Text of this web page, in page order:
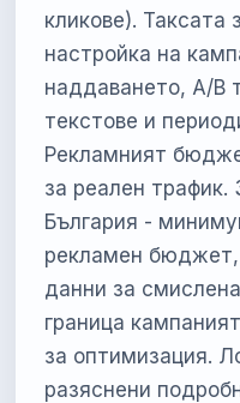
кликове). Таксата
настройка на
наддаването, A/B
текстове и
Рекламният
за реален трафик.
България -
рекламен
данни за
граница
за оптимизация.
разяснени